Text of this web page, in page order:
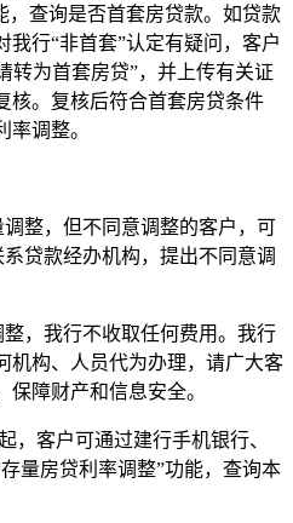
，查询是否首套房贷款。如贷款
我行“非首套”认定有疑问，客户
转为首套房贷”，并上传有关证
核。复核后符合首套房贷条件
调整。
整，但不同意调整的客户，可
贷款经办机构，提出不同意调
，我行不收取任何费用。我行
机构、人员代为办理，请广大客
障财产和信息安全。
客户可通过建行手机银行、
量房贷利率调整”功能，查询本